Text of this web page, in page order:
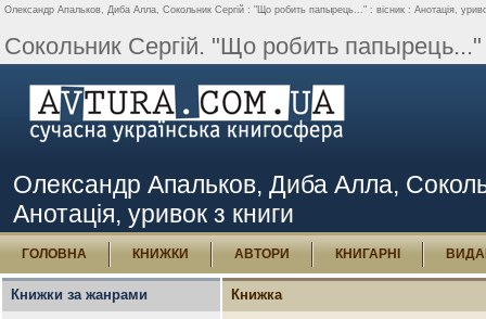
Олександр Апальков, Диба Алла, Сокольник Сергій : "Що робить папырець..." : вісник : Анотація,
Сокольник Сергій. "Що робить папырець..."
Олександр Апальков, Диба Алла,
Анотація, уривок з книги
ГОЛОВНА КНИЖКИ АВТОРИ КНИГАРНІ
Книжки за жанрами Книжка